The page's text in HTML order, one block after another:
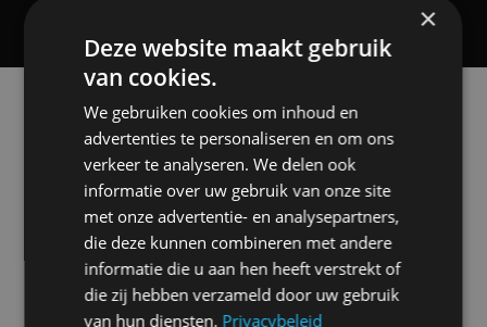
Alle automerken
Selecteer een merk voor meer informatie, modellen
en alle nieuwsberichten
Abarth Aiways Alfa Romeo Alpine
×
Deze website maakt gebruik
van cookies.
We gebruiken cookies om inhoud en
advertenties te personaliseren en om ons
verkeer te analyseren. We delen ook
informatie over uw gebruik van onze site
met onze advertentie- en analysepartners,
die deze kunnen combineren met andere
informatie die u aan hen heeft verstrekt of
die zij hebben verzameld door uw gebruik
van hun diensten. Privacybeleid